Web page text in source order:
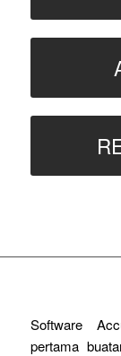
Software
pertama